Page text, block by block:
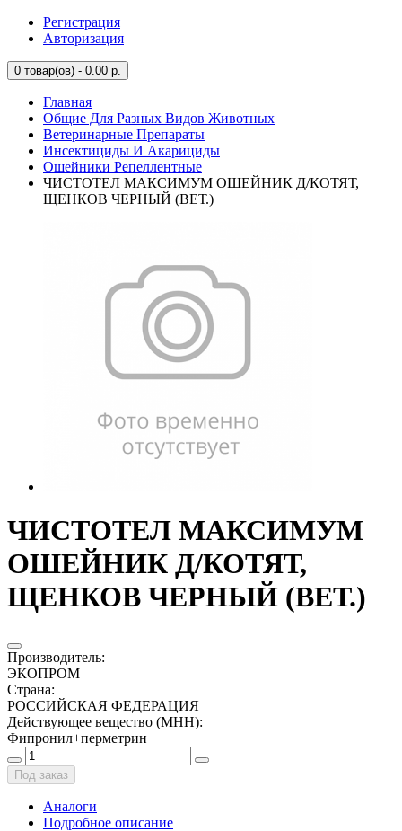
Регистрация
Авторизация
0 товар(ов) - 0.00 р.
Главная
Общие Для Разных Видов Животных
Ветеринарные Препараты
Инсектициды И Акарициды
Ошейники Репеллентные
ЧИСТОТЕЛ МАКСИМУМ ОШЕЙНИК Д/КОТЯТ,
ЩЕНКОВ ЧЕРНЫЙ (ВЕТ.)
ЧИСТОТЕЛ МАКСИМУМ
ОШЕЙНИК Д/КОТЯТ,
ЩЕНКОВ ЧЕРНЫЙ (ВЕТ.)
Производитель:
ЭКОПРОМ
Страна:
РОССИЙСКАЯ ФЕДЕРАЦИЯ
Действующее вещество (МНН):
Фипронил+перметрин
Под заказ
Аналоги
Подробное описание